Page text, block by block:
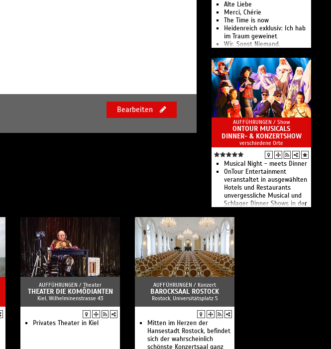
Bearbeiten
Alte Liebe
Merci, Chérie
The Time is now
Heidenreich exklusiv: Ich hab
im Traum geweinet
Wir. Sonst Niemand.
leidenschaftlich, bewegend,
politisch, phantastisch,
überraschend, komisch und
nachdenklich.
AUFFÜHRUNGEN / Show
ONTOUR MUSICALS
DINNER- & KONZERTSHOW
verschiedene Orte
Musical Night - meets Dinner
OnTour Entertainment
veranstaltet in ausgewählten
Hotels und Restaurants
unvergessliche Musical und
Schlager Dinner Shows in der
AUFFÜHRUNGEN / Theater
THEATER DIE KOMÖDIANTEN
Kiel, Wilhelminenstrasse 43
Privates Theater in Kiel
AUFFÜHRUNGEN / Konzert
BAROCKSAAL ROSTOCK
Rostock, Universitätsplatz 5
Mitten im Herzen der
Hansestadt Rostock, befindet
sich der wahrscheinlich
schönste Konzertsaal ganz